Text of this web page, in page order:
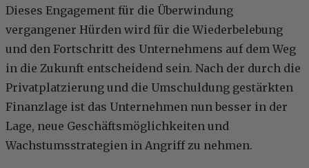
Dieses Engagement für die Überwindung
vergangener Hürden wird für die Wiederbelebung
und den Fortschritt des Unternehmens auf dem Weg
in die Zukunft entscheidend sein. Nach der durch die
Privatplatzierung und die Umschuldung gestärkten
Finanzlage ist das Unternehmen nun besser in der
Lage, neue Geschäftsmöglichkeiten und
Wachstumsstrategien in Angriff zu nehmen.